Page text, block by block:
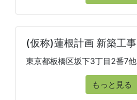
(仮称)蓮根計画 新築工事
東京都板橋区坂下3丁目2番7他
もっと見る